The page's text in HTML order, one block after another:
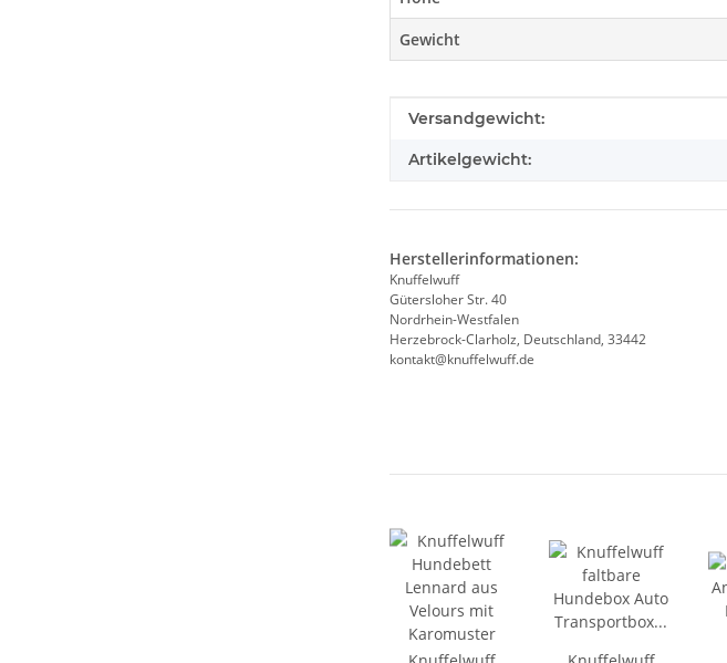
Gewicht
Produkteigenschaft
Wert
Versandgewicht:
Artikelgewicht:
Herstellerinformationen:
Knuffelwuff
Gütersloher Str. 40
Nordrhein-Westfalen
Herzebrock-Clarholz, Deutschland, 33442
kontakt@knuffelwuff.de